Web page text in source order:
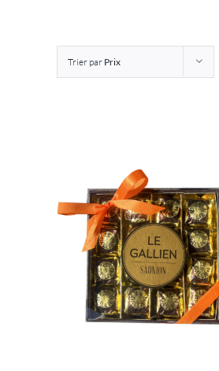
Trier par Prix